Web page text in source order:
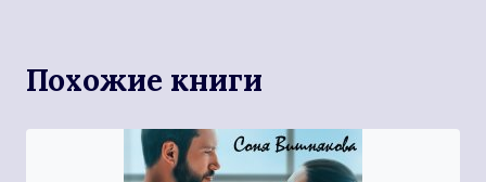
Похожие книги